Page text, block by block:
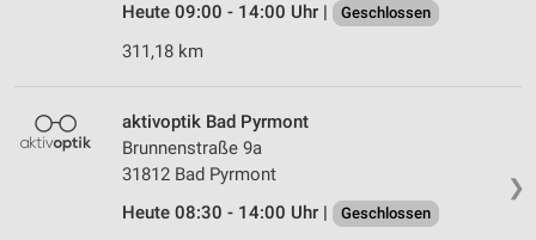
Heute 09:00 - 14:00 Uhr |
Geschlossen
311,18 km
❯
aktivoptik Bad Pyrmont
Brunnenstraße 9a
31812 Bad Pyrmont
Heute 08:30 - 14:00 Uhr |
Geschlossen